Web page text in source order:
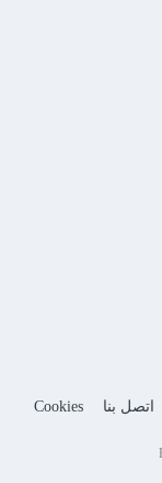
اتصل بنا Cookies